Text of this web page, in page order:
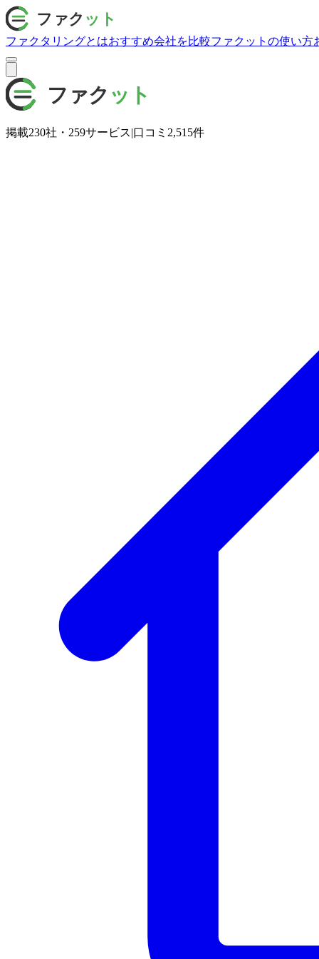
ファクタリングとはおすすめ会社を比較ファクットの使い方
掲載230社・ 259サービス|口コミ 2,515件